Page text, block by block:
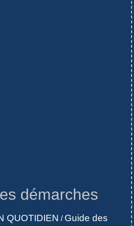
démarches
QUOTIDIEN / Guide des